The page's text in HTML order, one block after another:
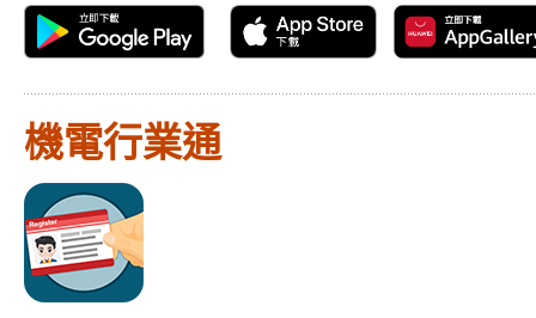
機電行業通